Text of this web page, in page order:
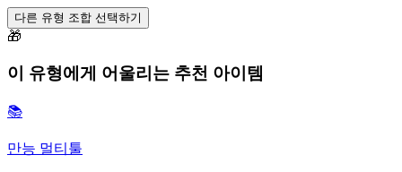
다른 유형 조합 선택하기
🎁
이 유형에게 어울리는 추천 아이템
📚
만능 멀티툴